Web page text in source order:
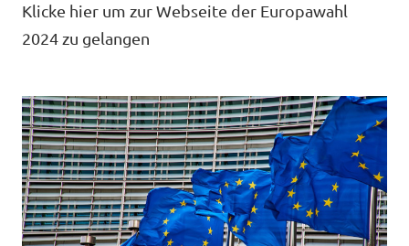
Volt Sachsen
Volt Chemnitz
Volt in Deutschland
Website
Über Volt
Menschen
Neuigkeiten
Klicke hier um zur Webseite der Europawahl
2024 zu gelangen